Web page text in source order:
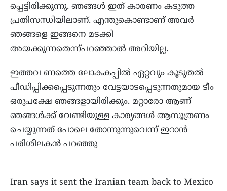
പ്പെട്ടിരിക്കുന്നു. ഞങ്ങള്‍ ഇത് കാരണം കടുത്ത
പ്രതിസന്ധിയിലാണ്. എന്തുകൊണ്ടാണ് അവര്‍
ഞങ്ങളെ ഇങ്ങനെ മടക്കി
അയക്കുന്നതെന്ന്പറഞ്ഞാല്‍ അറിയില്ല.
ഇത്തവ ണത്തെ ലോകകപ്പില്‍ ഏറ്റവും കൂടുതല്‍
പീഡിപ്പിക്കപ്പെടുന്നതും വേട്ടയാടപ്പെടുന്നതുമായ ടീം
ഒരുപക്ഷേ ഞങ്ങളായിരിക്കും. മറ്റാരോ ആണ്
ഞങ്ങള്‍ക്ക് വേണ്ടിയുള്ള കാര്യങ്ങള്‍ ആസൂത്രണം
ചെയ്യുന്നത് പോലെ തോന്നുന്നുവെന്ന് ഇറാന്‍
പരിശീലകന്‍ പറഞ്ഞു
Iran says it sent the Iranian team back to Mexico